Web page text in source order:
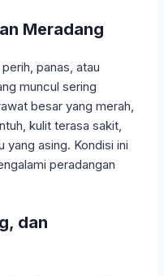
Meradang
panas, atau
muncul sering
besar yang merah,
kulit terasa sakit,
yang asing. Kondisi ini
peradangan
dan